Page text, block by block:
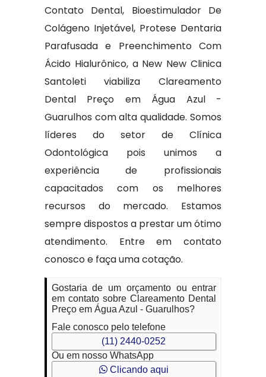
Contato Dental, Bioestimulador De
Colágeno Injetável, Protese Dentaria
Parafusada e Preenchimento Com
Ácido Hialurônico, a New New Clinica
Santoleti viabiliza Clareamento
Dental Preço em Água Azul -
Guarulhos com alta qualidade. Somos
líderes do setor de Clínica
Odontológica pois unimos a
experiência de profissionais
capacitados com os melhores
recursos do mercado. Estamos
sempre dispostos a prestar um ótimo
atendimento. Entre em contato
conosco e faça uma cotação.
Gostaria de um orçamento ou entrar
em contato sobre Clareamento Dental
Preço em Água Azul - Guarulhos?
Fale conosco pelo telefone
(11) 2440-0252
Ou em nosso WhatsApp
Clicando aqui